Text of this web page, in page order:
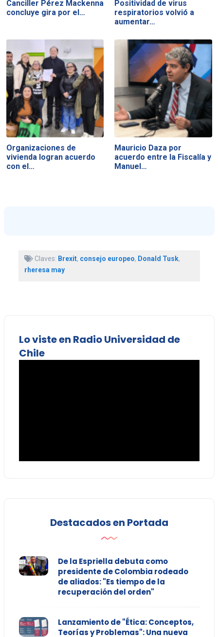
Canciller Pérez Mackenna
concluye gira por el…
Positividad de virus
respiratorios volvió a
aumentar…
Organizaciones de
vivienda logran acuerdo
con el…
Mauricio Daza por
acuerdo entre la Fiscalía y
Manuel…
Claves: Brexit, consejo europeo, Donald Tusk,
rheresa may
Lo viste en Radio Universidad de
Chile
Destacados en Portada
De la Espriella debuta como
presidente de Colombia rodeado
de aliados: "Es tiempo de la
recuperación del orden"
Lanzamiento de "Ética: Conceptos,
Teorías y Problemas": Una nueva